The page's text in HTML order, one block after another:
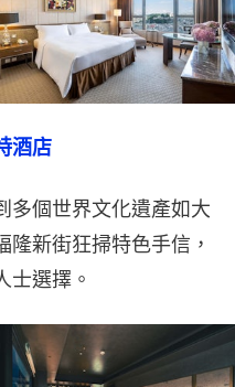
酒店
多個世界文化遺產如大
隆新街狂掃特色手信，
士選擇。